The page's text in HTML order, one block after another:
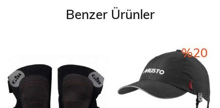
Benzer Ürünler
%20